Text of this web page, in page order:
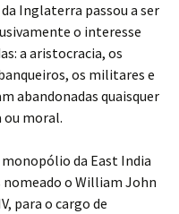
Inglaterra passou a ser
o interesse
a aristocracia, os
os militares e
abandonadas quaisquer
ou moral.
da East India
o William John
para o cargo de